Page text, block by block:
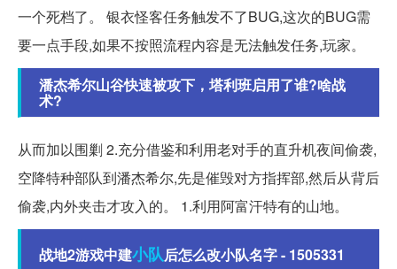
一个死档了。 银衣怪客任务触发不了BUG,这次的BUG需
要一点手段,如果不按照流程内容是无法触发任务,玩家。
潘杰希尔山谷快速被攻下，塔利班启用了谁?啥战
术?
从而加以围剿 2.充分借鉴和利用老对手的直升机夜间偷袭,
空降特种部队到潘杰希尔,先是催毁对方指挥部,然后从背后
偷袭,内外夹击才攻入的。 1.利用阿富汗特有的山地。
战地2游戏中建小队后怎么改小队名字 - 1505331